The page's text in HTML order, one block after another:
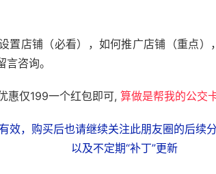
置店铺（必看），如何推广店铺（重点
咨询。
惠仅199一个红包即可, 算做是帮我的公交
效，购买后也请继续关注此朋友圈的后续
以及不定期“补丁”更新